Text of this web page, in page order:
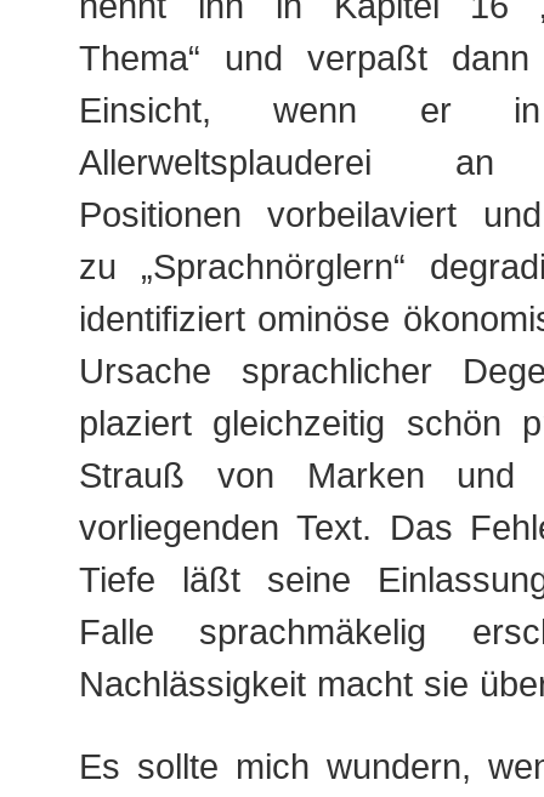
Thema“ und verpaßt
Einsicht, wenn er in
Allerweltsplauderei an
Positionen vorbeilaviert
zu „Sprachnörglern“
identifiziert ominöse
Ursache sprachlicher
plaziert gleichzeitig schön
Strauß von Marken und
vorliegenden Text. Das
Tiefe läßt seine
Falle sprachmäkelig
Nachlässigkeit macht sie
Es sollte mich wundern,